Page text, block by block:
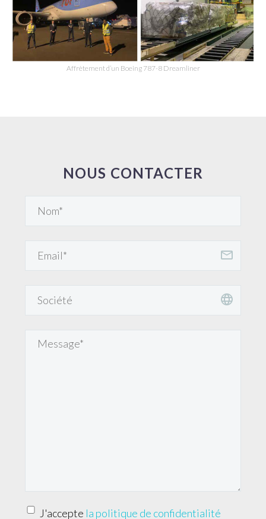
Affrètement d’un Boeing 787-8 Dreamliner
NOUS CONTACTER
J'accepte la politique de confidentialité